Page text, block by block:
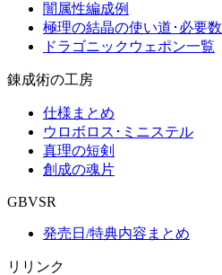
闇属性編成例
極理の結晶の使い道･必要数
ドラゴニックウェポン一覧
錬成術の工房
仕様まとめ
ウロボロス･ミニステル
真理の短剣
創成の魂片
GBVSR
発売日/特典内容まとめ
リリンク